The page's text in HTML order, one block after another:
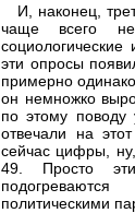
И, наконец,
чаще всего
социологические
эти опросы
примерно
он немножко
по этому поводу
отвечали на
сейчас цифры,
49. Просто
политическими